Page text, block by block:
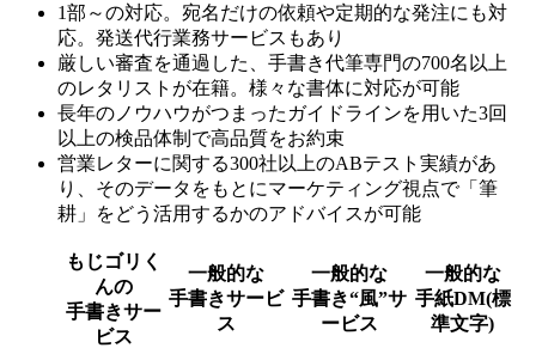
1部～の対応。宛名だけの依頼や定期的な発注にも対
応。発送代行業務サービスもあり
厳しい審査を通過した、手書き代筆専門の700名以上
のレタリストが在籍。様々な書体に対応が可能
長年のノウハウがつまったガイドラインを用いた3回
以上の検品体制で高品質をお約束
営業レターに関する300社以上のABテスト実績があ
り、そのデータをもとにマーケティング視点で「筆
耕」をどう活用するかのアドバイスが可能
もじゴリく
んの
手書きサー
ビス
一般的な
手書きサービ
ス
一般的な
手書き“風”サ
ービス
一般的な
手紙DM(標
準文字)